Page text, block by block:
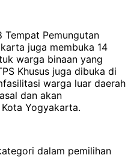
Tempat Pemungutan
juga membuka 14
warga binaan yang
Khusus juga dibuka di
warga luar daerah
dan akan
Yogyakarta.
dalam pemilihan